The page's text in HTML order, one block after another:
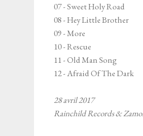
07 - Sweet Holy Road
08 - Hey Little Brother
09 - More
10 - Rescue
11 - Old Man Song
12 - Afraid Of The Dark
28 avril 2017
Rainchild Records &